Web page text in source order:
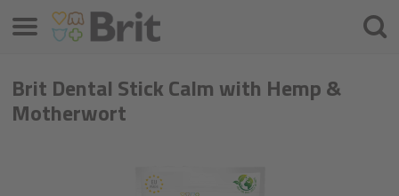
Brit Dental Stick Calm with Hemp &
Motherwort​
на
Меню